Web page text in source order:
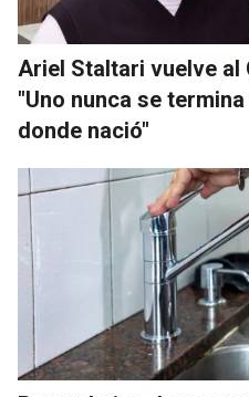
Ariel Staltari vuelve al
"Uno nunca se
donde nació"